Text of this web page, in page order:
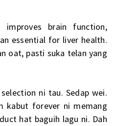
improves brain function,
essential for liver health.
oat, pasti suka telan yang
ni tau. Sedap wei.
kabut forever ni memang
hat baguih lagu ni. Dah